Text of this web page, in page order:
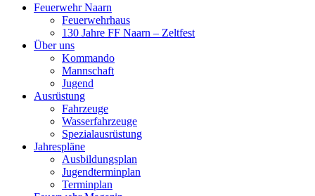
Feuerwehr Naarn
Feuerwehrhaus
130 Jahre FF Naarn – Zeltfest
Über uns
Kommando
Mannschaft
Jugend
Ausrüstung
Fahrzeuge
Wasserfahrzeuge
Spezialausrüstung
Jahrespläne
Ausbildungsplan
Jugendterminplan
Terminplan